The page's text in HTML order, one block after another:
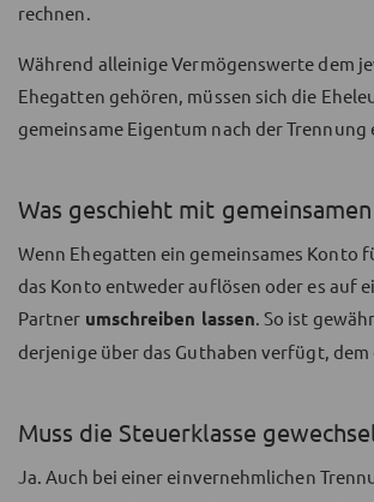
rechnen.
Während alleinige Vermögenswerte dem
Ehegatten gehören, müssen sich die
gemeinsame Eigentum nach der Trennung
Was geschieht mit
Wenn Ehegatten ein gemeinsames Konto
das Konto entweder auflösen oder es auf
Partner umschreiben lassen. So ist
derjenige über das Guthaben verfügt, dem
Muss die Steuerklasse
Ja. Auch bei einer einvernehmlichen